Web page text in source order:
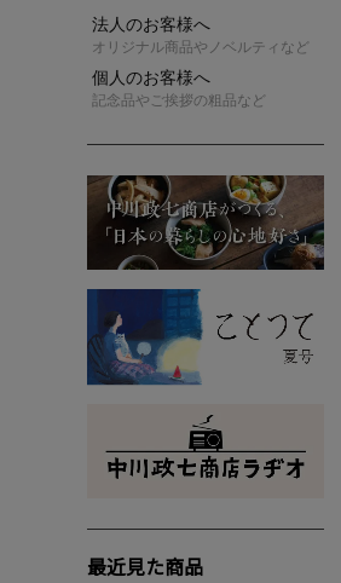
法人のお客様へ
オリジナル商品やノベルティなど
個人のお客様へ
記念品やご挨拶の粗品など
最近見た商品